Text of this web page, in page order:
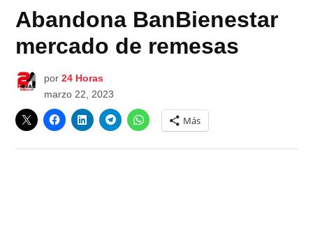
Abandona BanBienestar
mercado de remesas
por 24 Horas
marzo 22, 2023
Más